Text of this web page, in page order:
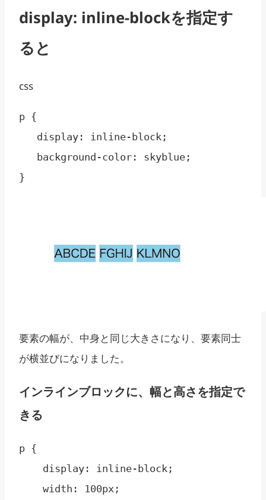
display: inline-blockを指定す
ると
css
p {
   display: inline-block;
   background-color: skyblue;
}
要素の幅が、中身と同じ大きさになり、要素同士
が横並びになりました。
インラインブロックに、幅と高さを指定で
きる
p {
    display: inline-block;
    width: 100px;